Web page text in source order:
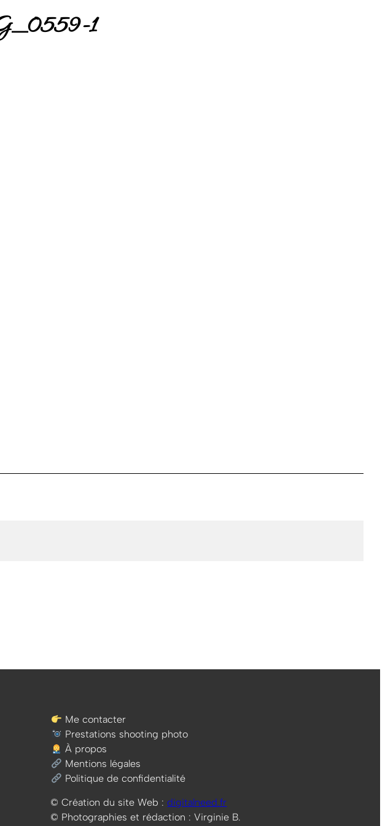
1
Me contacter
Prestations shooting photo
À propos
Mentions légales
Politique de confidentialité
© Création du site Web : digitalneed.fr
© Photographies et rédaction : Virginie B.